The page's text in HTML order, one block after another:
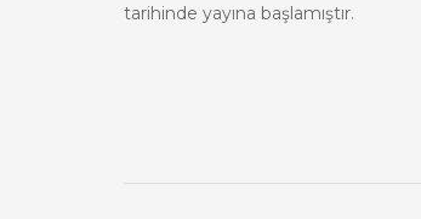
tarihinde yayına başlamıştır.